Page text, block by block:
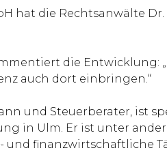
hat die Rechtsanwälte
die
auch dort einbringen.“
und Steuerberater, ist
in Ulm. Er ist unter
finanzwirtschaftliche